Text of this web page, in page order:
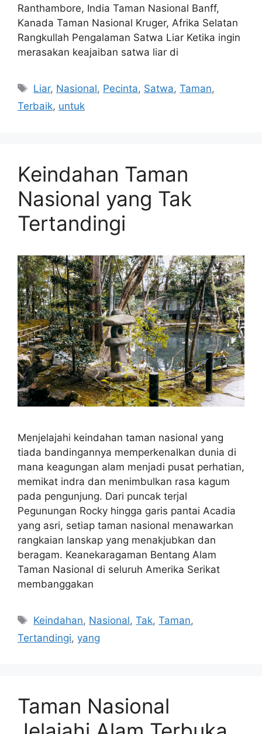
Ranthambore, India Taman Nasional Banff,
Kanada Taman Nasional Kruger, Afrika Selatan
Rangkullah Pengalaman Satwa Liar Ketika ingin
merasakan keajaiban satwa liar di
Tags
Liar, Nasional, Pecinta, Satwa,Taman,
Terbaik, untuk
Keindahan Taman
Nasional yang Tak
Tertandingi
Menjelajahi keindahan taman nasional yang
tiada bandingannya memperkenalkan dunia di
mana keagungan alam menjadi pusat perhatian,
memikat indra dan menimbulkan rasa kagum
pada pengunjung. Dari puncak terjal
Pegunungan Rocky hingga garis pantai Acadia
yang asri, setiap taman nasional menawarkan
rangkaian lanskap yang menakjubkan dan
beragam. Keanekaragaman Bentang Alam
Taman Nasional di seluruh Amerika Serikat
membanggakan
Tags
Keindahan, Nasional,Tak,Taman,
Tertandingi, yang
Taman Nasional